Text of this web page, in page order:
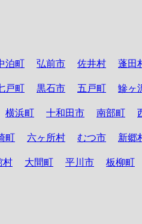
泊町 弘前市 佐井村 蓬田
戸町 黒石市 五戸町 鰺ヶ
横浜町 十和田市 南部町
町 六ヶ所村 むつ市 新郷
村 大間町 平川市 板柳町